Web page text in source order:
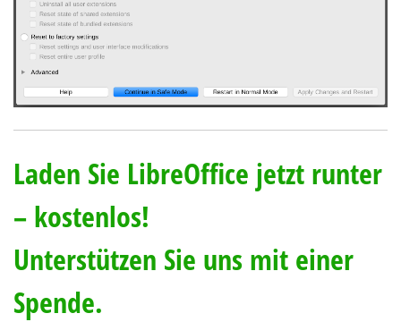
Laden Sie LibreOffice jetzt runter
– kostenlos!
Unterstützen Sie uns mit einer
Spende.